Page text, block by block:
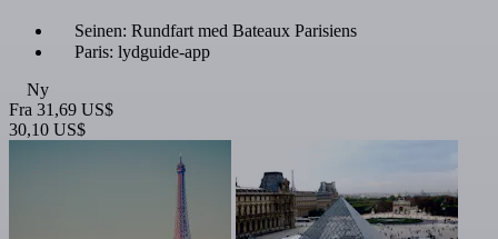
Seinen: Rundfart med Bateaux Parisiens
Paris: lydguide-app
Ny
Fra 31,69 US$
30,10 US$